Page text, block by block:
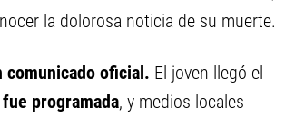
la dolorosa noticia de su muerte.
comunicado oficial. El joven llegó el
programada, y medios locales